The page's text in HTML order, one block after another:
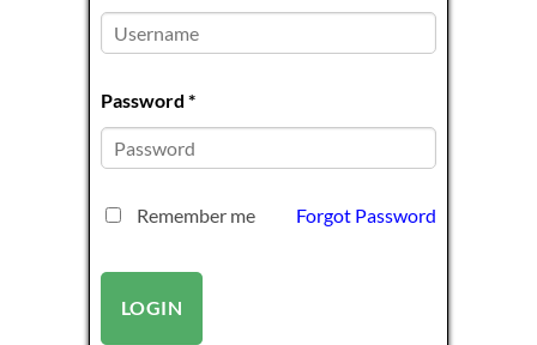
Password *
Remember me Forgot Password